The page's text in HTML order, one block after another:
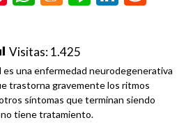
Visitas:1.425
es una enfermedad neurodegenerativa
trastorna gravemente los ritmos
síntomas que terminan siendo
tiene tratamiento.